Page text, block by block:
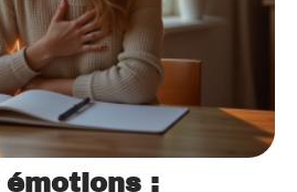
émotions :